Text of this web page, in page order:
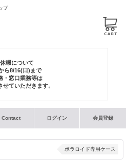
プ
暇について
ら8/16(日)まで
・窓口業務等は
せていただきます。
Contact ログイン 会員登録
ポラロイド専用ケース